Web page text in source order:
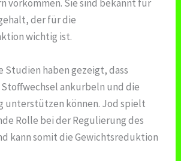
vorkommen. Sie sind bekannt für
der für die
wichtig ist.
Studien haben gezeigt, dass
ankurbeln und die
unterstützen können. Jod spielt
Rolle bei der Regulierung des
kann somit die Gewichtsreduktion